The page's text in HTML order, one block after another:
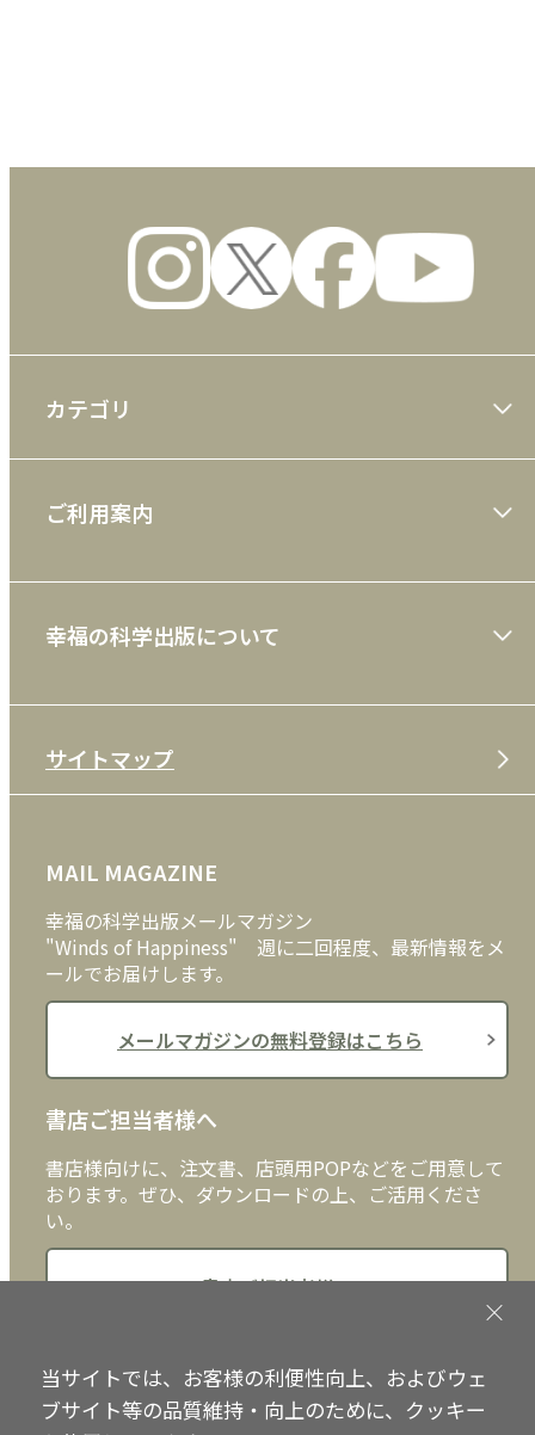
カテゴリ
雑誌
CD
DVD・ブルーレイ
外国語
ご利用案内
利用規約
特定商取引法
プライバシーポリシー
クッキーポリシー
幸福の科学出版について
メディア・ライブラリー
サイトマップ
MAIL MAGAZINE
幸福の科学出版メールマガジン
"Winds of Happiness" 週に二回程度、最新情報をメ
ールでお届けします。
メールマガジンの無料登録はこちら
書店ご担当者様へ
書店様向けに、注文書、店頭用POPなどをご用意して
おります。ぜひ、ダウンロードの上、ご活用くださ
い。
書店ご担当者様へ
Copyright © IRH Press Co.,Ltd. All Rights Reserved.
当サイトでは、お客様の利便性向上、およびウェ
ブサイト等の品質維持・向上のために、クッキー